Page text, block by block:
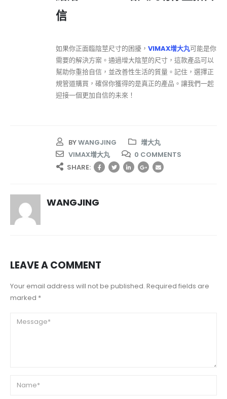
信
如果你正面臨陰莖尺寸的困擾， VIMAX增大丸可能是你
需要的解決方案。通過增大陰莖的尺寸，這款產品可以
幫助你重拾自信，並改善性生活的質量。記住，選擇正
規管道購買，確保你獲得的是真正的產品。讓我們一起
迎接一個更加自信的未來！
BYWANGJING
增大丸
VIMAX增大丸
0 COMMENTS
SHARE:
WANGJING
LEAVE A COMMENT
Your email address will not be published. Required fields are
marked *